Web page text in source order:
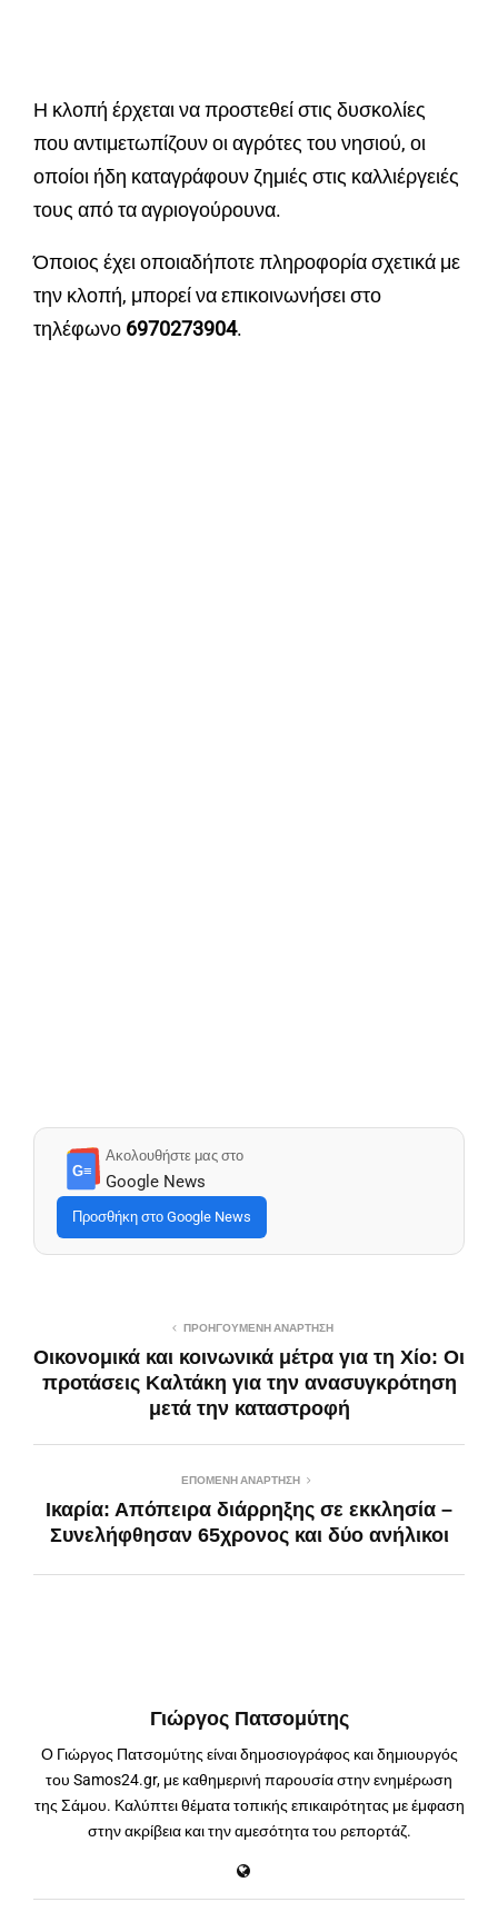
Η κλοπή έρχεται να προστεθεί στις δυσκολίες
που αντιμετωπίζουν οι αγρότες του νησιού, οι
οποίοι ήδη καταγράφουν ζημιές στις καλλιέργειές
τους από τα αγριογούρουνα.
Όποιος έχει οποιαδήποτε πληροφορία σχετικά με
την κλοπή, μπορεί να επικοινωνήσει στο
τηλέφωνο 6970273904.
G≡
Ακολουθήστε μας στο
Google News
Προσθήκη στο Google News
ΠΡΟΗΓΟΎΜΕΝΗ ΑΝΆΡΤΗΣΗ
Οικονομικά και κοινωνικά μέτρα για τη Χίο: Οι
προτάσεις Καλτάκη για την ανασυγκρότηση
μετά την καταστροφή
ΕΠΌΜΕΝΗ ΑΝΆΡΤΗΣΗ
Ικαρία: Απόπειρα διάρρηξης σε εκκλησία –
Συνελήφθησαν 65χρονος και δύο ανήλικοι
Γιώργος Πατσομύτης
Ο Γιώργος Πατσομύτης είναι δημοσιογράφος και δημιουργός
του Samos24.gr, με καθημερινή παρουσία στην ενημέρωση
της Σάμου. Καλύπτει θέματα τοπικής επικαιρότητας με έμφαση
στην ακρίβεια και την αμεσότητα του ρεπορτάζ.